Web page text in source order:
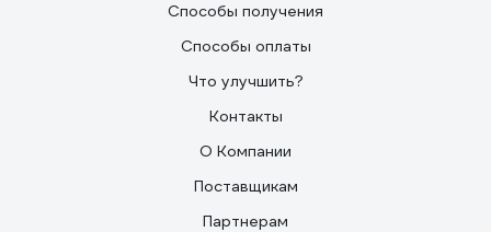
Способы получения
Способы оплаты
Что улучшить?
Контакты
О Компании
Поставщикам
Партнерам